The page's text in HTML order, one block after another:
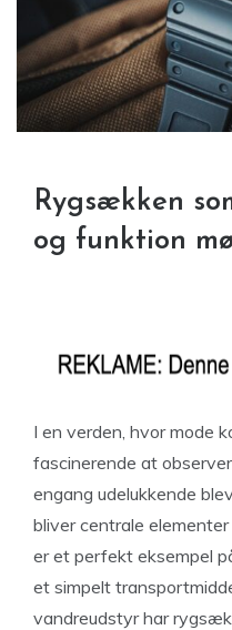
Rygsækken
og funktion
I en verden, hvor mode
fascinerende at
engang udelukkende
bliver centrale
er et perfekt eksempel
et simpelt
vandreudstyr har